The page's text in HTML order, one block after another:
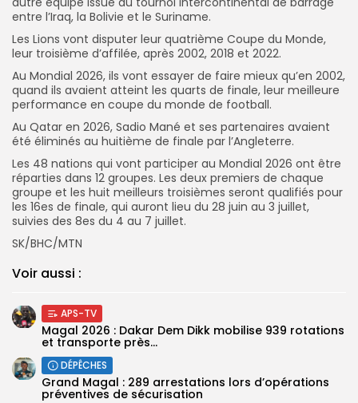
entre l’Iraq, la Bolivie et le Suriname.
Les Lions vont disputer leur quatrième Coupe du Monde,
leur troisième d’affilée, après 2002, 2018 et 2022.
Au Mondial 2026, ils vont essayer de faire mieux qu’en 2002,
quand ils avaient atteint les quarts de finale, leur meilleure
performance en coupe du monde de football.
Au Qatar en 2026, Sadio Mané et ses partenaires avaient
été éliminés au huitième de finale par l’Angleterre.
Les 48 nations qui vont participer au Mondial 2026 ont être
réparties dans 12 groupes. Les deux premiers de chaque
groupe et les huit meilleurs troisièmes seront qualifiés pour
les 16es de finale, qui auront lieu du 28 juin au 3 juillet,
suivies des 8es du 4 au 7 juillet.
SK/BHC/MTN
Voir aussi :
APS-TV
Magal 2026 : Dakar Dem Dikk mobilise 939 rotations
et transporte près...
DÉPÊCHES
Grand Magal : 289 arrestations lors d’opérations
préventives de sécurisation